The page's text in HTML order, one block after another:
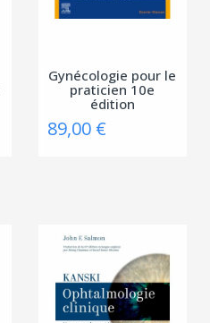
Gynécologie pour le
praticien 10e
édition
89,00 €